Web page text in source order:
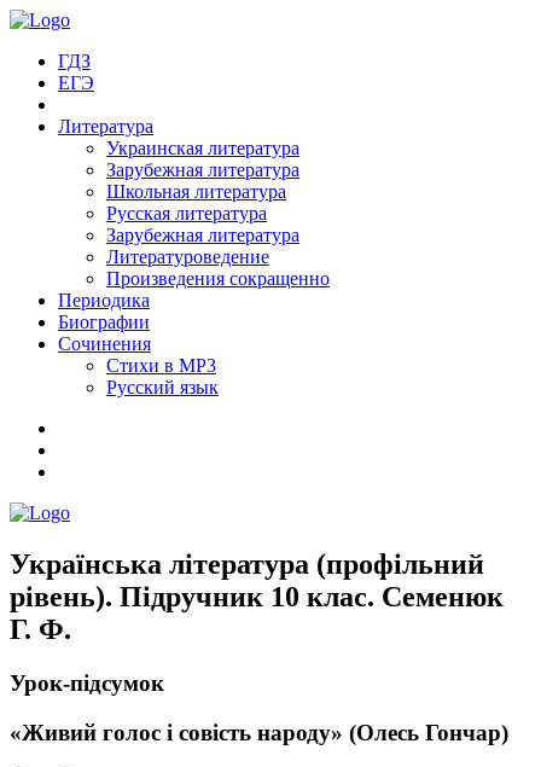
ГДЗ
ЕГЭ
Литература
Украинская литература
Зарубежная литература
Школьная литература
Русская литература
Зарубежная литература
Литературоведение
Произведения сокращенно
Периодика
Биографии
Сочинения
Стихи в MP3
Русский язык
Українська література (профільний
рівень). Підручник 10 клас. Семенюк
Г. Ф.
Урок-підсумок
«Живий голос і совість народу» (Олесь Гончар)